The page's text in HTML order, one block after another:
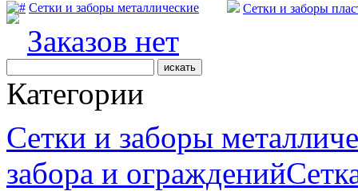
Сетки и заборы металлические
Сетки и заборы
Заказов нет
Категории
Сетки и заборы
забора и ограждений